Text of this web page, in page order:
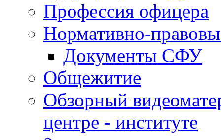
Профессия офицера
Нормативно-
Документы СФУ
Общежитие
Обзорный
центре - институте